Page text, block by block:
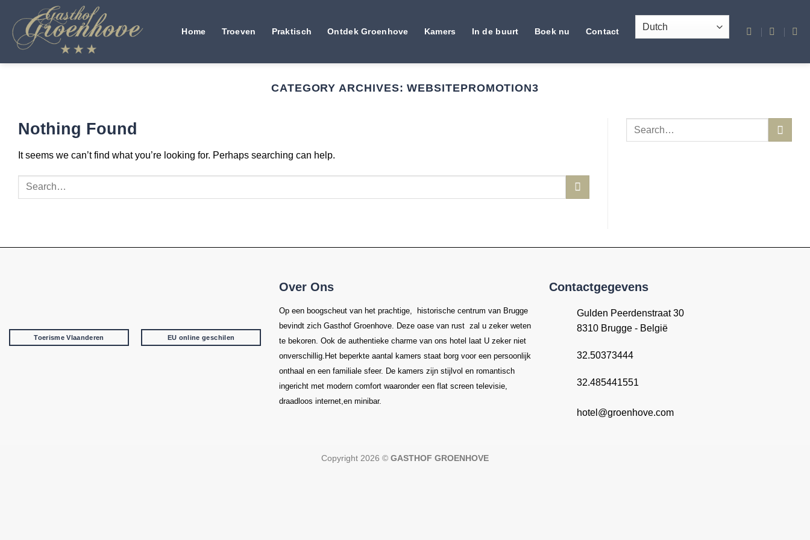
content
Home Troeven Praktisch Ontdek Groenhove Kamers In de buurt Boek nu Contact
CATEGORY ARCHIVES:WEBSITEPROMOTION3
Nothing Found
It seems we can’t find what you’re looking for. Perhaps searching can help.
Toerisme Vlaanderen EU online geschilen
Over Ons
Op een boogscheut van het prachtige, historische centrum van Brugge
bevindt zich Gasthof Groenhove. Deze oase van rust zal u zeker weten
te bekoren. Ook de authentieke charme van ons hotel laat U zeker niet
onverschillig.Het beperkte aantal kamers staat borg voor een persoonlijk
onthaal en een familiale sfeer. De kamers zijn stijlvol en romantisch
ingericht met modern comfort waaronder een flat screen televisie,
draadloos internet,en minibar.
Contactgegevens
Gulden Peerdenstraat 30
8310 Brugge - België
32.50373444
32.485441551
hotel@groenhove.com
Copyright 2026 © GASTHOF GROENHOVE